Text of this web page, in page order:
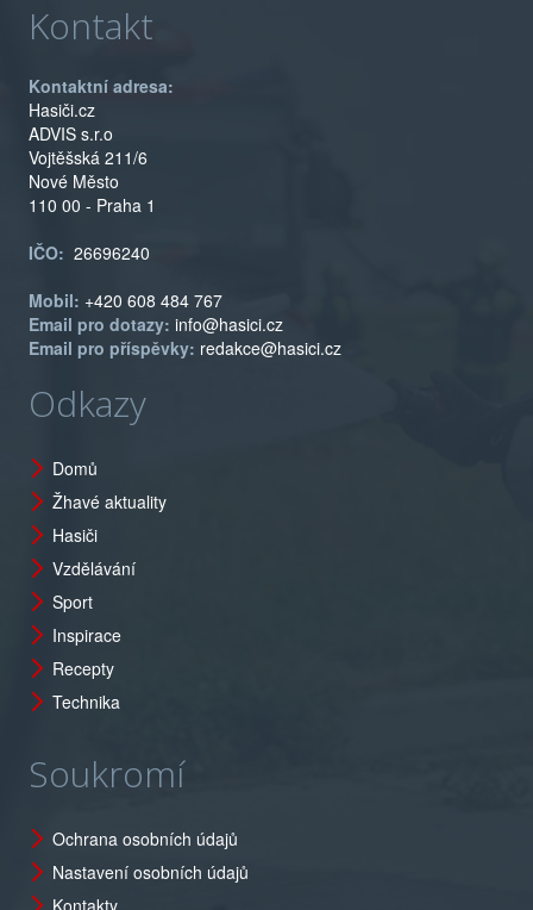
Kontakt
Kontaktní adresa:
Hasiči.cz
ADVIS s.r.o
Vojtěšská 211/6
Nové Město
110 00 - Praha 1
IČO: 26696240
Mobil: +420 608 484 767
Email pro dotazy: info@hasici.cz
Email pro příspěvky: redakce@hasici.cz
Odkazy
Domů
Žhavé aktuality
Hasiči
Vzdělávání
Sport
Inspirace
Recepty
Technika
Soukromí
Ochrana osobních údajů
Nastavení osobních údajů